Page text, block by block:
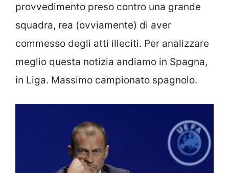
provvedimento preso contro una grande
squadra, rea (ovviamente) di aver
commesso degli atti illeciti. Per analizzare
meglio questa notizia andiamo in Spagna,
in Liga. Massimo campionato spagnolo.